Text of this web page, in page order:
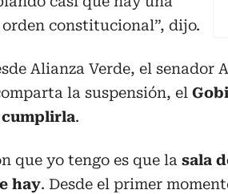
constitucional”, dijo.
Alianza Verde, el senador
la suspensión, el
cumplirla.
que yo tengo es que la sala
hay. Desde el primer